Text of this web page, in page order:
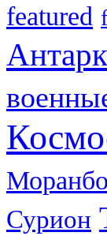
featured
Сурион